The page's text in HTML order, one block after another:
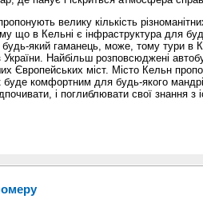
велику кількість
що в Кельні є інфраструктура для
будь-який гаманець, може, тому тури в
України. Найбільш розповсюджені
Європейських міст. Місто Кельн
буде комфортним для будь-якого
і поглиблювати свої знання з